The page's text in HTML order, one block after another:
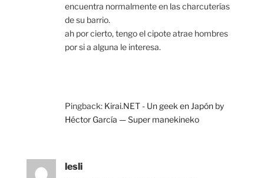
encuentra normalmente en las charcuterías
de su barrio.
ah por cierto, tengo el cipote atrae hombres
por si a alguna le interesa.
Pingback: Kirai.NET - Un geek en Japón by
Héctor García — Super manekineko
lesli